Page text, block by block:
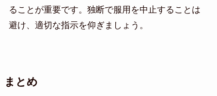
ることが重要です。独断で服用を中止することは
避け、適切な指示を仰ぎましょう。
まとめ